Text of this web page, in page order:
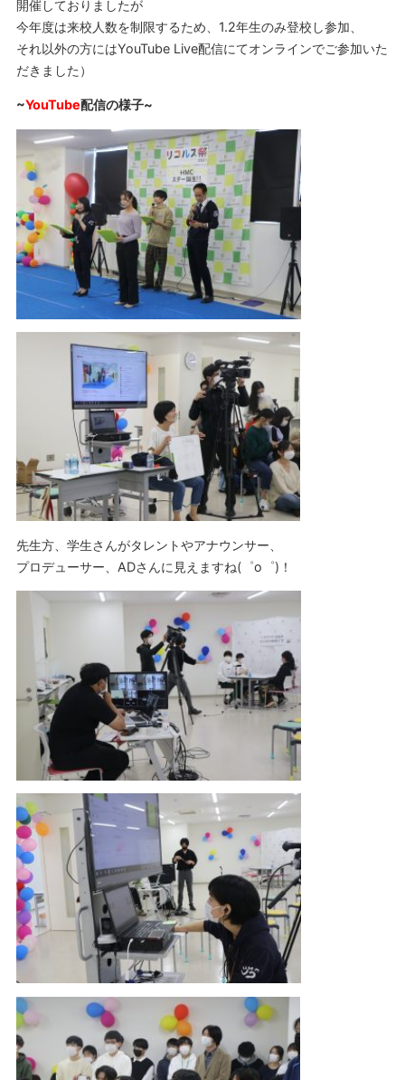
開催しておりましたが
今年度は来校人数を制限するため、1.2年生のみ登校し参加、
それ以外の方にはYouTube Live配信にてオンラインでご参加いた
だきました）
~YouTube配信の様子~
先生方、学生さんがタレントやアナウンサー、
プロデューサー、ADさんに見えますね(゜o゜)！